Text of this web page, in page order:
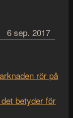
6 sep. 2017
rör på
betyder för